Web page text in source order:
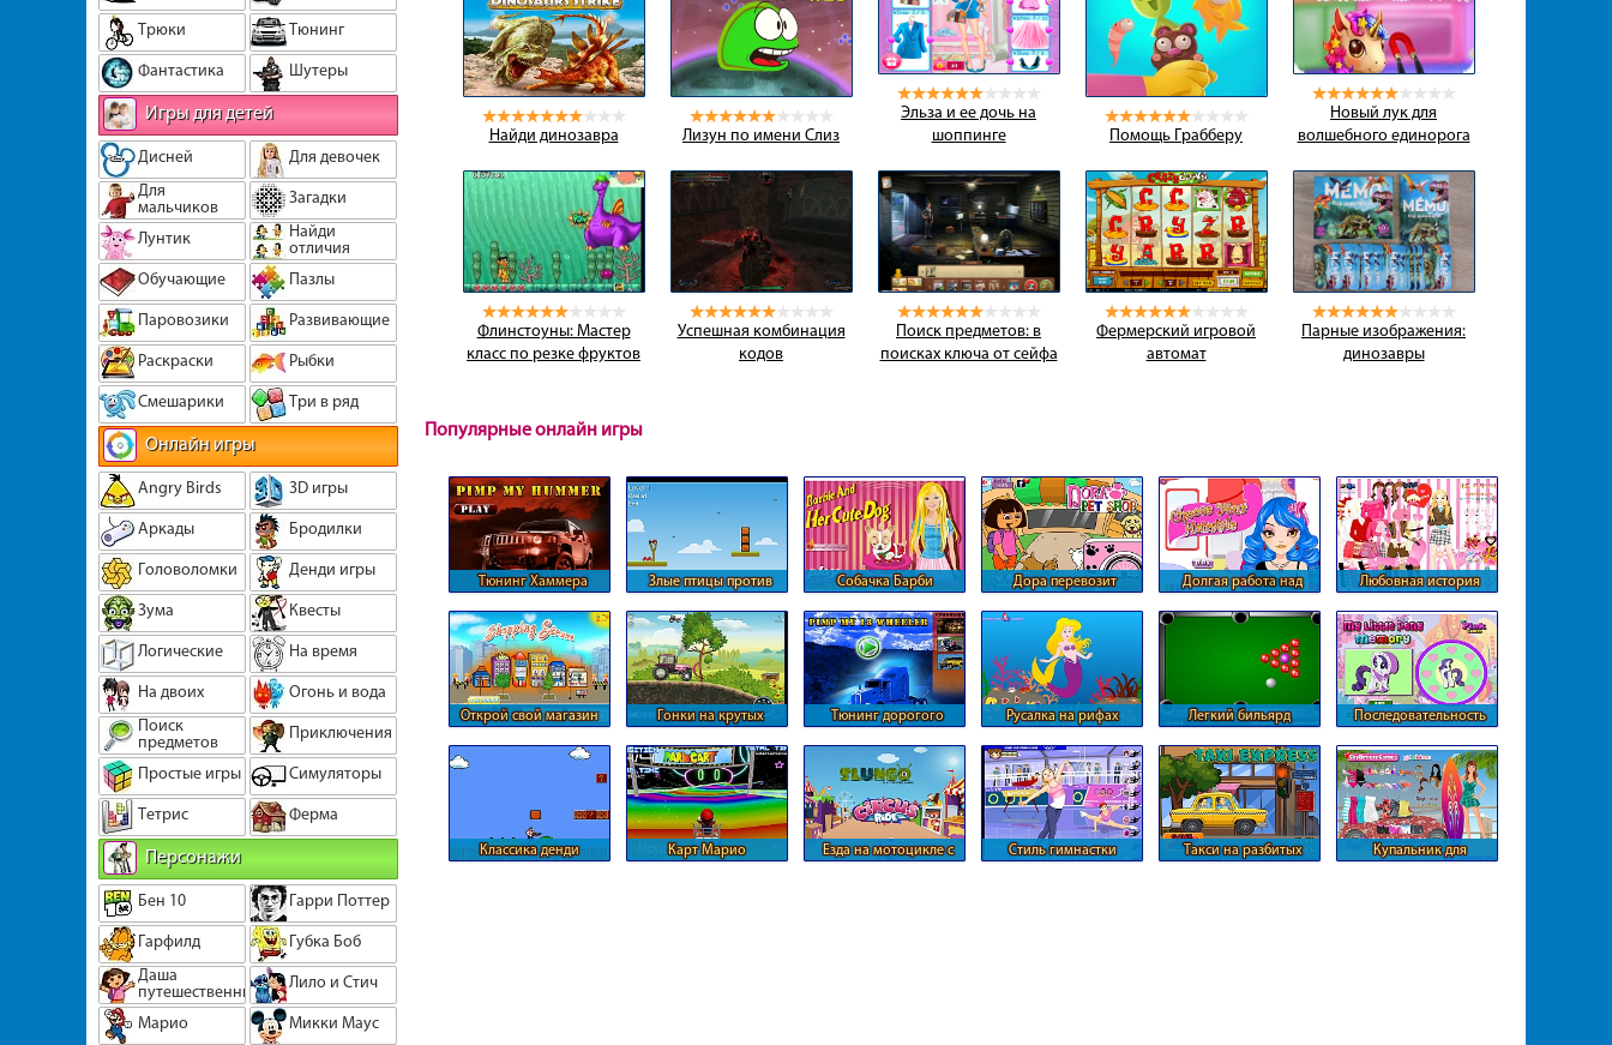
Трюки
Тюнинг
Фантастика
Шутеры
Игры для детей
Дисней
Для девочек
Для
мальчиков
Загадки
Лунтик
Найди
отличия
Обучающие
Пазлы
Паровозики
Развивающие
Раскраски
Рыбки
Смешарики
Три в ряд
Онлайн игры
Angry Birds
3D игры
Аркады
Бродилки
Головоломки
Денди игры
Зума
Квесты
Логические
На время
На двоих
Огонь и вода
Поиск
предметов
Приключения
Простые игры
Симуляторы
Тетрис
Ферма
Персонажи
Бен 10
Гарри Поттер
Гарфилд
Губка Боб
Даша
путешественница
Лило и Стич
Марио
Микки Маус
Найди динозавра Лизун по имени Слиз
Эльза и ее дочь на
шоппинге
Помощь Грабберу
Новый лук для
волшебного единорога
Флинстоуны: Мастер
класс по резке фруктов
Успешная комбинация
кодов
Поиск предметов: в
поисках ключа от сейфа
Фермерский игровой
автомат
Парные изображения:
динозавры
Популярные онлайн игры
Тюнинг Хаммера
Злые птицы против
Собачка Барби
Дора перевозит
Долгая работа над
Любовная история
Открой свой магазин
Гонки на крутых
Тюнинг дорогого
Русалка на рифах Легкий бильярд
Последовательность
Классика денди Карт Марио
Езда на мотоцикле с
Стиль гимнастки
Такси на разбитых
Купальник для